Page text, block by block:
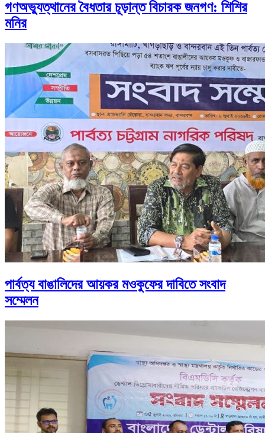
গণঅভ্যুত্থানের বৈধতার চূড়ান্ত বিচারক জনগণ: শিশির
মনির
পার্বত্য বাঙালিদের আয়কর মওকুফের দাবিতে সংবাদ
সম্মেলন